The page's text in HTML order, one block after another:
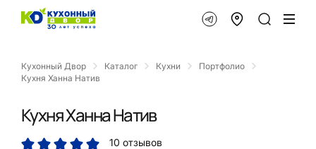
Кухонный Двор Каталог Кухни
Портфолио
Кухня Ханна Натив
Кухня Ханна Натив
10 отзывов